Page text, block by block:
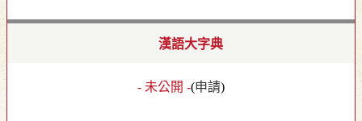
漢語大字典
- 未公開 -(申請)